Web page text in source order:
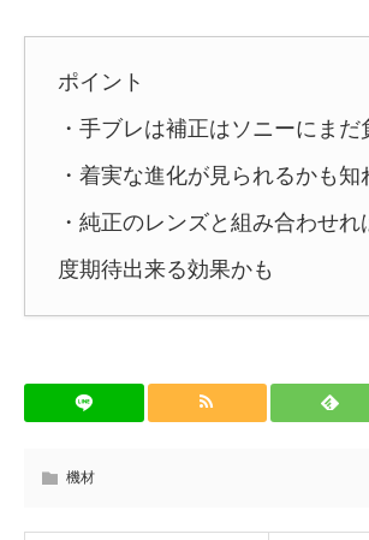
ポイント
・手ブレは補正はソニーにまだ
・着実な進化が見られるかも知
・純正のレンズと組み合わせれ
度期待出来る効果かも
機材